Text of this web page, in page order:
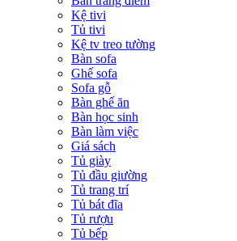
Kệ tivi
Tủ tivi
Kệ tv treo tường
Bàn sofa
Ghế sofa
Sofa gỗ
Bàn ghế ăn
Bàn học sinh
Bàn làm việc
Giá sách
Tủ giày
Tủ đầu giường
Tủ trang trí
Tủ bát đĩa
Tủ rượu
Tủ bếp